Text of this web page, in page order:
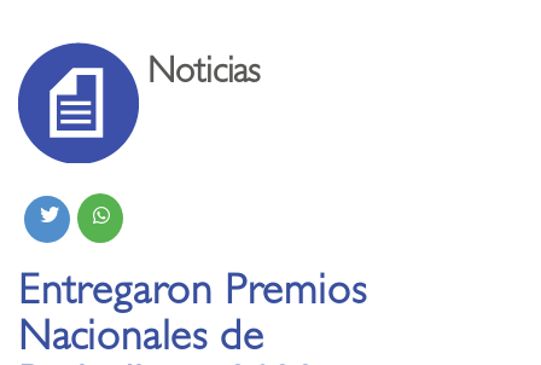
Noticias
Entregaron Premios
Nacionales de